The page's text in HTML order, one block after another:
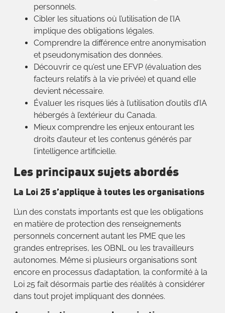
personnels.
Cibler les situations où l’utilisation de l’IA
implique des obligations légales.
Comprendre la différence entre anonymisation
et pseudonymisation des données.
Découvrir ce qu’est une EFVP (évaluation des
facteurs relatifs à la vie privée) et quand elle
devient nécessaire.
Évaluer les risques liés à l’utilisation d’outils d’IA
hébergés à l’extérieur du Canada.
Mieux comprendre les enjeux entourant les
droits d’auteur et les contenus générés par
l’intelligence artificielle.
Les principaux sujets abordés
La Loi 25 s’applique à toutes les organisations
L’un des constats importants est que les obligations
en matière de protection des renseignements
personnels concernent autant les PME que les
grandes entreprises, les OBNL ou les travailleurs
autonomes. Même si plusieurs organisations sont
encore en processus d’adaptation, la conformité à la
Loi 25 fait désormais partie des réalités à considérer
dans tout projet impliquant des données.